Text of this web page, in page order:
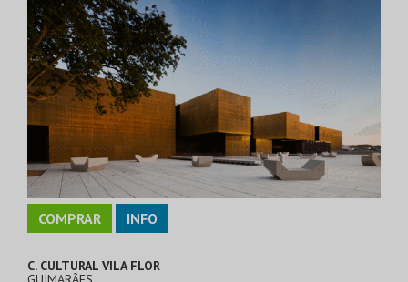
COMPRAR INFO
C. CULTURAL VILA FLOR